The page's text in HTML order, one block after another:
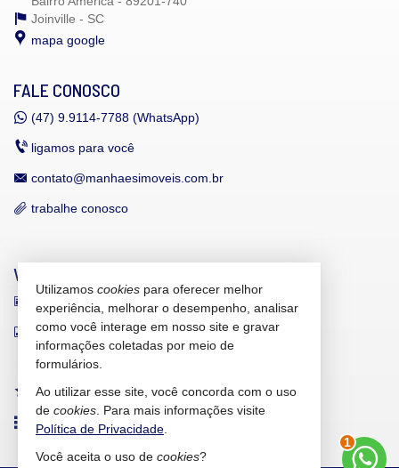
Joinville - SC
mapa google
FALE CONOSCO
(47) 9.9114-7788 (WhatsApp)
ligamos para você
contato@manhaesimoveis.com.br
trabalhe conosco
VEJA MAIS
receba nosso newsletter
indicadores financeiros
cadastre seu imóvel
imóveis favoritos
mapa de imóveis
1
Utilizamos cookies para oferecer melhor
experiência, melhorar o desempenho, analisar
como você interage em nosso site e gravar
informações coletadas por meio de
formulários.
Ao utilizar esse site, você concorda com o uso
de cookies . Para mais informações visite
Política de Privacidade
Você aceita o uso de cookies?